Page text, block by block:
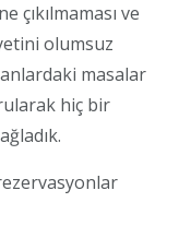
ve
olumsuz
masalar
hiç bir